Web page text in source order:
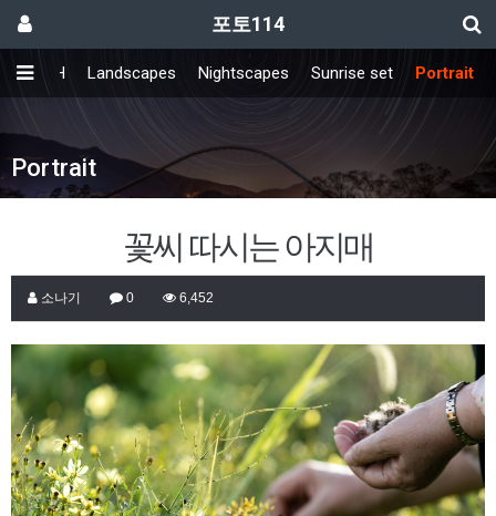
포토114
FRESH Landscapes Nightscapes Sunrise set Portrait
Portrait
꽃씨 따시는 아지매
소나기 0 6,452